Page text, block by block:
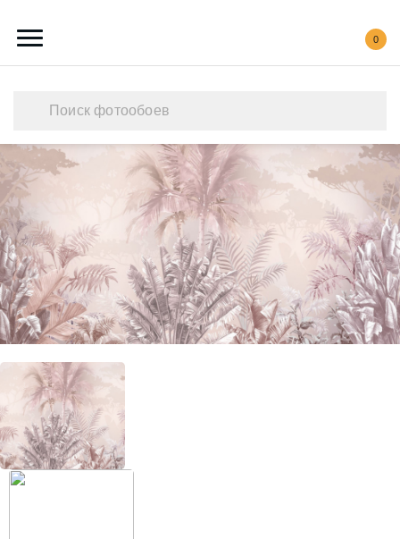
0
Каталог обоев
Наши работы
Создать свои фотообои
Акции
О нас
Контакты
+38 (097) 151 87 57
Избранное